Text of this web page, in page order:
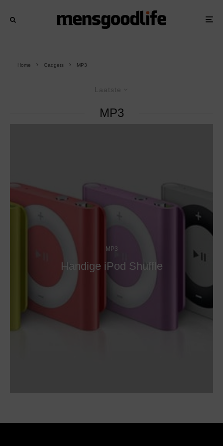
Home Gadgets MP3
Laatste
MP3
MP3
Handige iPod Shuffle